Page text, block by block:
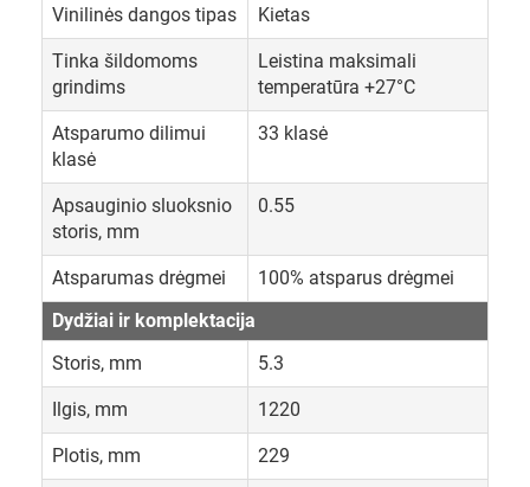
Vinilinės dangos tipas Kietas
Tinka šildomoms
grindims
Leistina maksimali
temperatūra +27°C
Atsparumo dilimui
klasė
33 klasė
Apsauginio sluoksnio
storis, mm
0.55
Atsparumas drėgmei
100% atsparus drėgmei
Dydžiai ir komplektacija
Storis, mm
5.3
Ilgis, mm 1220
Plotis, mm 229